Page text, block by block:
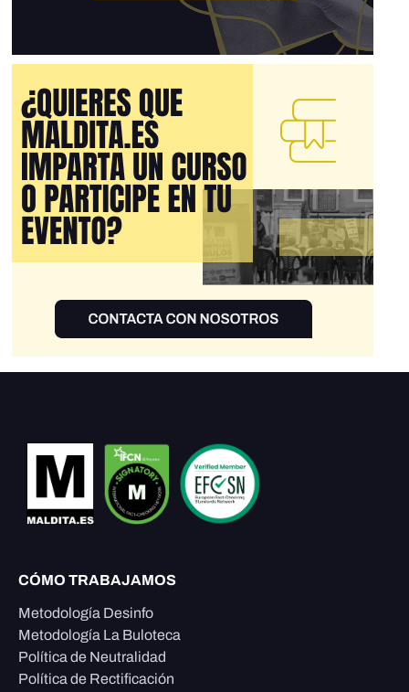
CÓMO TRABAJAMOS
Metodología Desinfo
Metodología La Buloteca
Política de Neutralidad
Política de Rectificación